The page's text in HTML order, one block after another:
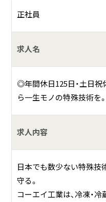
「確かな技術」を、一生の財産
未経験からの挑戦を、会社
断熱材（ポリスチレ
配管の保冷・保温
正社員
求人名
◎年間休日125日・土日
ら一生モノの特殊技術を
求人内容
日本でも数少ない特殊技
守る。
コーエイ工業は、冷凍・冷